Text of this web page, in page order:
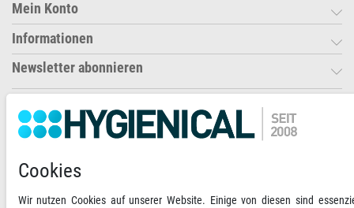
Mein Konto
Informationen
Newsletter abonnieren
Ihre Zahlungsmöglichkeiten 2)
Cookies
Wir nutzen Cookies auf unserer Website. Einige von diesen sind